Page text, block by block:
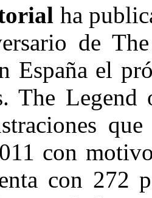
ha
de
España el
The
con
con 272